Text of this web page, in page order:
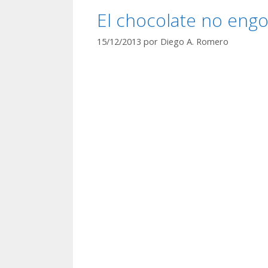
El chocolate no
15/12/2013 por Diego A. Romero